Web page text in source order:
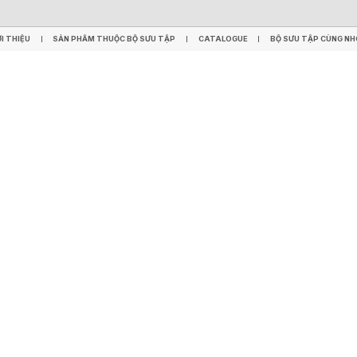
THIỆU SẢN PHẨM THUỘC BỘ SƯU TẬP CATALOGUE BỘ SƯU TẬP CÙNG